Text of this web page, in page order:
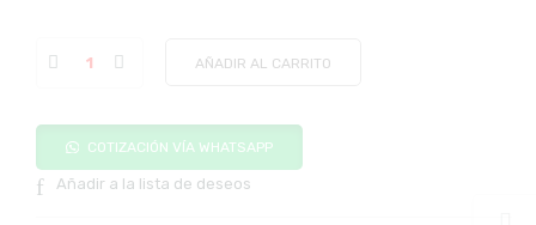
AÑADIR AL CARRITO
COTIZACIÓN VÍA WHATSAPP
Añadir a la lista de deseos